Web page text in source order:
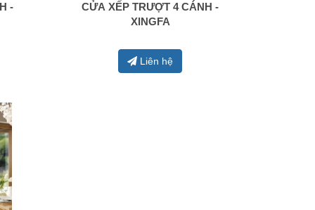
- 0938 414 005
CỬA XẾP TRƯỢT 4 CÁNH -
XINGFA
Liên hệ